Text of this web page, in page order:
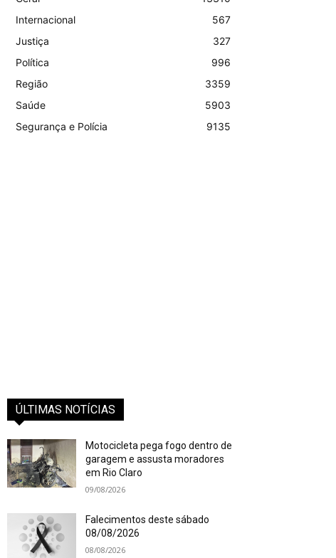
Internacional
567
Justiça
327
Política
996
Região
3359
Saúde
5903
Segurança e Polícia
9135
ÚLTIMAS NOTÍCIAS
Motocicleta pega fogo dentro de
garagem e assusta moradores
em Rio Claro
09/08/2026
Falecimentos deste sábado
08/08/2026
08/08/2026